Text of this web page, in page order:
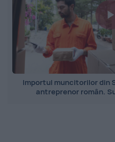
Importul muncitorilor din
antreprenor român.